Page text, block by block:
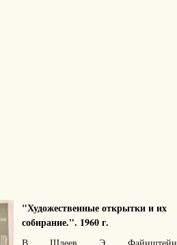
"Художественные открытки и их
собирание.". 1960 г.